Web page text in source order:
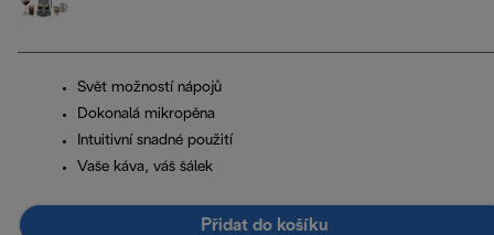
Svět možností nápojů
Dokonalá mikropěna
Intuitivní snadné použití
Vaše káva, váš šálek
Přidat do košíku